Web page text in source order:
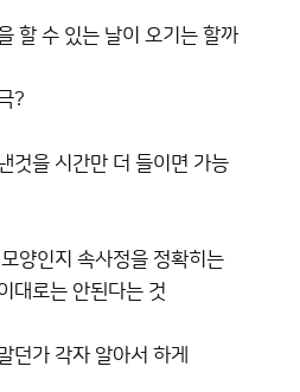
할 수 있는 날이 오기는 할까
?
것을 시간만 더 들이면 가능
양인지 속사정을 정확히는
대로는 안된다는 것
던가 각자 알아서 하게